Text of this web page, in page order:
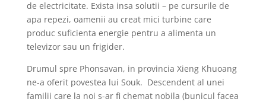
de electricitate. Exista insa solutii – pe cursurile de
apa repezi, oamenii au creat mici turbine care
produc suficienta energie pentru a alimenta un
televizor sau un frigider.
Drumul spre Phonsavan, in provincia Xieng Khuoang
ne-a oferit povestea lui Souk. Descendent al unei
familii care la noi s-ar fi chemat nobila (bunicul facea